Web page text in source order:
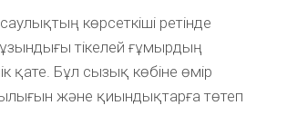
көрсеткіші ретінде
тікелей ғұмырдың
қате. Бұл сызық көбіне өмір
және қиындықтарға төтеп